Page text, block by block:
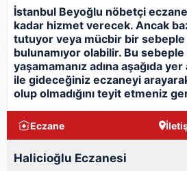
İstanbul Beyoğlu nöbetçi
kadar hizmet verecek. Ancak
tutuyor veya mücbir bir
bulunamıyor olabilir. Bu
yaşamamanız adına aşağıda
ile gideceğiniz eczaneyi
olup olmadığını teyit etmeniz
Eczane
Halicioğlu Eczanesi